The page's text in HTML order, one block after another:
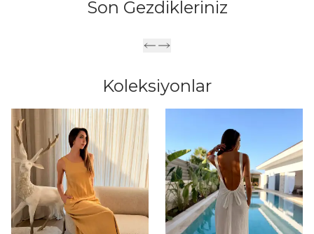
Son Gezdikleriniz
Koleksiyonlar